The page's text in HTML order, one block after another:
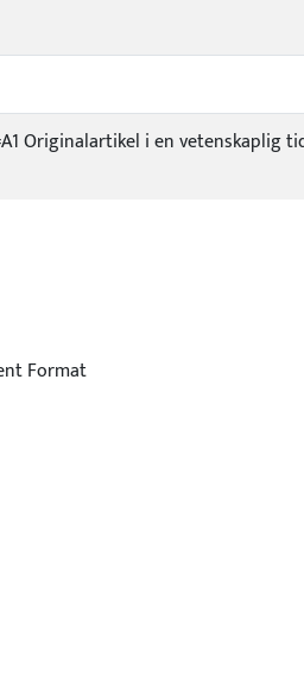
Originalartikel i en vetenskaplig
Format